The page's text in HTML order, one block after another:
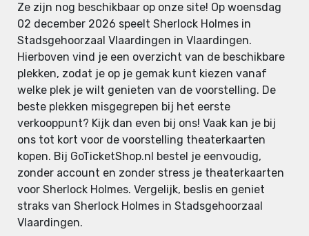
Ze zijn nog beschikbaar op onze site! Op woensdag
02 december 2026 speelt Sherlock Holmes in
Stadsgehoorzaal Vlaardingen in Vlaardingen.
Hierboven vind je een overzicht van de beschikbare
plekken, zodat je op je gemak kunt kiezen vanaf
welke plek je wilt genieten van de voorstelling. De
beste plekken misgegrepen bij het eerste
verkooppunt? Kijk dan even bij ons! Vaak kan je bij
ons tot kort voor de voorstelling theaterkaarten
kopen. Bij GoTicketShop.nl bestel je eenvoudig,
zonder account en zonder stress je theaterkaarten
voor Sherlock Holmes. Vergelijk, beslis en geniet
straks van Sherlock Holmes in Stadsgehoorzaal
Vlaardingen.